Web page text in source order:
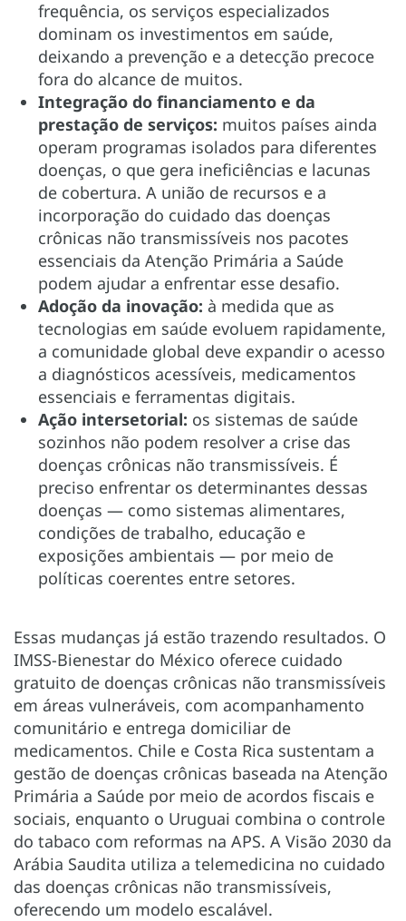
frequência, os serviços especializados
dominam os investimentos em saúde,
deixando a prevenção e a detecção precoce
fora do alcance de muitos.
Integração do financiamento e da
prestação de serviços: muitos países ainda
operam programas isolados para diferentes
doenças, o que gera ineficiências e lacunas
de cobertura. A união de recursos e a
incorporação do cuidado das doenças
crônicas não transmissíveis nos pacotes
essenciais da Atenção Primária a Saúde
podem ajudar a enfrentar esse desafio.
Adoção da inovação: à medida que as
tecnologias em saúde evoluem rapidamente,
a comunidade global deve expandir o acesso
a diagnósticos acessíveis, medicamentos
essenciais e ferramentas digitais.
Ação intersetorial: os sistemas de saúde
sozinhos não podem resolver a crise das
doenças crônicas não transmissíveis. É
preciso enfrentar os determinantes dessas
doenças — como sistemas alimentares,
condições de trabalho, educação e
exposições ambientais — por meio de
políticas coerentes entre setores.
Essas mudanças já estão trazendo resultados. O
IMSS-Bienestar do México oferece cuidado
gratuito de doenças crônicas não transmissíveis
em áreas vulneráveis, com acompanhamento
comunitário e entrega domiciliar de
medicamentos. Chile e Costa Rica sustentam a
gestão de doenças crônicas baseada na Atenção
Primária a Saúde por meio de acordos fiscais e
sociais, enquanto o Uruguai combina o controle
do tabaco com reformas na APS. A Visão 2030 da
Arábia Saudita utiliza a telemedicina no cuidado
das doenças crônicas não transmissíveis,
oferecendo um modelo escalável.